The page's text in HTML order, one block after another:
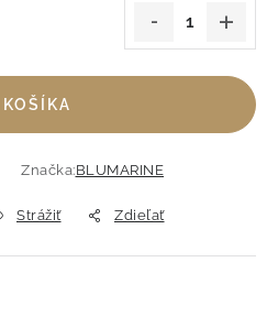
KOŠÍKA
Značka:BLUMARINE
Strážiť Zdieľať